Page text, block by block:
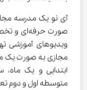
صورت
ابتدایی و یک
متوسطه اول و دوم